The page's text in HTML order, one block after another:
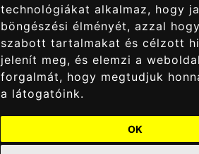
technológiákat alkalmaz, hogy
böngészési élményét, azzal
szabott tartalmakat és célzott
jelenít meg, és elemzi a
forgalmát, hogy megtudjuk
a látogatóink.
OK